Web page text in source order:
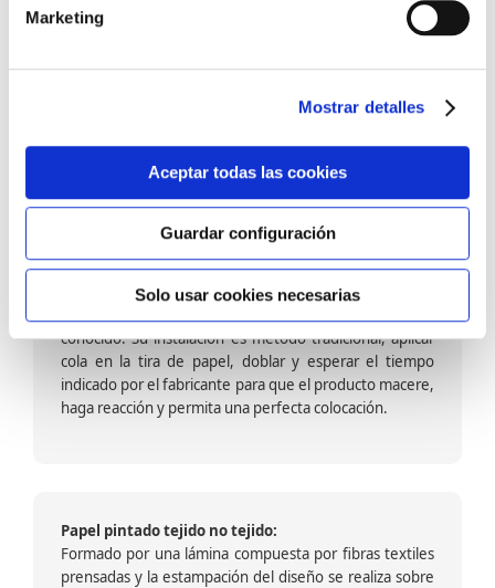
Marketing
Mostrar detalles
Aceptar todas las cookies
Guardar configuración
Solo usar cookies necesarias
barniz multiadherente en base agua. En zonas de
fuegos, se recomienda proteger con placas, silestone,
dado que el frotar en exceso dañaría el papel. Su
colocación es cola en la pared y tira en seco, sin
colocación es fácil rápida y sencilla.
Papel pintado calidad papel:
Formado por una capa de papel sobre un soporte de
conocido. Su instalación es método tradicional, aplicar
cola en la tira de papel, doblar y esperar el tiempo
indicado por el fabricante para que el producto macere,
haga reacción y permita una perfecta colocación.
Papel pintado tejido no tejido:
Formado por una lámina compuesta por fibras textiles
prensadas y la estampación del diseño se realiza sobre